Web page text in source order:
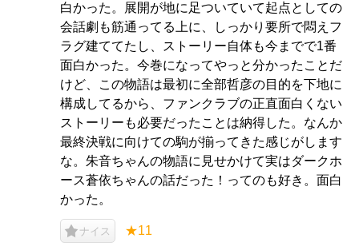
白かった。展開が地に足ついていて起点としての
会話劇も筋通ってる上に、しっかり要所で悶えフ
ラグ建ててたし、ストーリー自体も今までで1番
面白かった。今巻になってやっと分かったことだ
けど、この物語は最初に全部哲彦の目的を下地に
構成してるから、ファンクラブの正直面白くない
ストーリーも必要だったことは納得した。なんか
最終決戦に向けての駒が揃ってきた感じがします
な。朱音ちゃんの物語に見せかけて実はダークホ
ース蒼依ちゃんの話だった！ってのも好き。面白
かった。
ナイス ★11